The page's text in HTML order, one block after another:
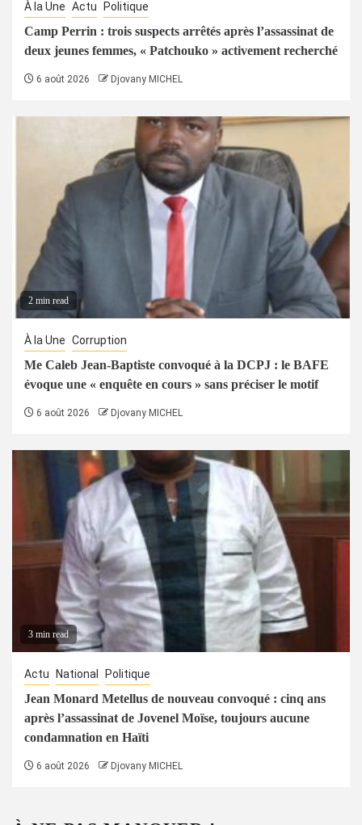
À la Une Actu Politique
Camp Perrin : trois suspects arrêtés après l’assassinat de
deux jeunes femmes, « Patchouko » activement recherché
6 août 2026 Djovany MICHEL
2 min read
À la Une Corruption
Me Caleb Jean-Baptiste convoqué à la DCPJ : le BAFE
évoque une « enquête en cours » sans préciser le motif
6 août 2026 Djovany MICHEL
3 min read
Actu National Politique
Jean Monard Metellus de nouveau convoqué : cinq ans
après l’assassinat de Jovenel Moïse, toujours aucune
condamnation en Haïti
6 août 2026 Djovany MICHEL